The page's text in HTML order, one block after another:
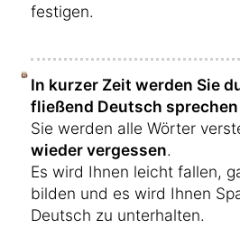
festigen.
In kurzer Zeit werden Sie
fließend Deutsch
Sie werden alle Wörter
wieder vergessen.
Es wird Ihnen leicht fallen,
bilden und es wird Ihnen
Deutsch zu unterhalten.